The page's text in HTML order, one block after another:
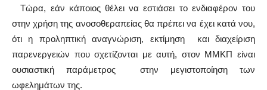
Τώρα, εάν κάποιος θέλει να εστιάσει το ενδιαφέρον του
στην χρήση της ανοσοθεραπείας θα πρέπει να έχει κατά νου,
ότι η προληπτική αναγνώριση, εκτίμηση και διαχείριση
παρενεργειών που σχετίζονται με αυτή, στον ΜΜΚΠ είναι
ουσιαστική παράμετρος στην μεγιστοποίηση των
ωφελημάτων της.